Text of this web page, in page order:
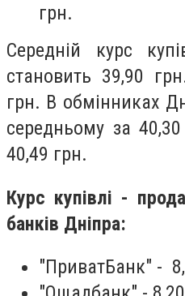
грн.
Середній курс
становить 39,90
грн. В обмінниках
середньому за
40,49 грн.
Курс купівлі -
банків Дніпра:
"ПриватБанк" -